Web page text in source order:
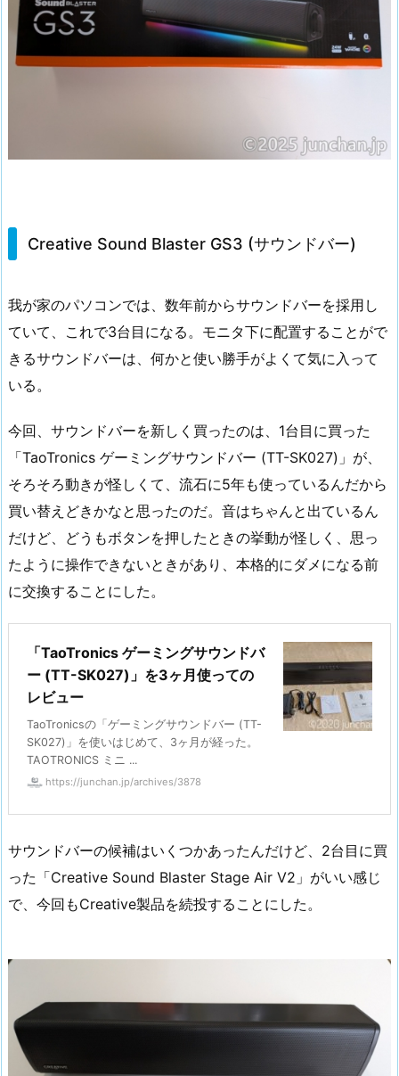
Creative Sound Blaster GS3 (サウンドバー)
我が家のパソコンでは、数年前からサウンドバーを採用し
ていて、これで3台目になる。モニタ下に配置することがで
きるサウンドバーは、何かと使い勝手がよくて気に入って
いる。
今回、サウンドバーを新しく買ったのは、1台目に買った
「TaoTronics ゲーミングサウンドバー (TT-SK027)」が、
そろそろ動きが怪しくて、流石に5年も使っているんだから
買い替えどきかなと思ったのだ。音はちゃんと出ているん
だけど、どうもボタンを押したときの挙動が怪しく、思っ
たように操作できないときがあり、本格的にダメになる前
に交換することにした。
「TaoTronics ゲーミングサウンドバ
ー (TT-SK027)」を3ヶ月使っての
レビュー
TaoTronicsの「ゲーミングサウンドバー (TT-
SK027)」を使いはじめて、3ヶ月が経った。
TAOTRONICS ミニ ...
https://junchan.jp/archives/3878
サウンドバーの候補はいくつかあったんだけど、2台目に買
った「Creative Sound Blaster Stage Air V2」がいい感じ
で、今回もCreative製品を続投することにした。